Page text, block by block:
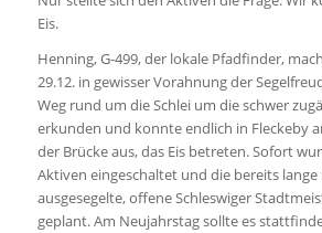
Eis.
Henning, G-499, der lokale Pfadfinder,
29.12. in gewisser Vorahnung der
Weg rund um die Schlei um die schwer
erkunden und konnte endlich in Fleckeby
der Brücke aus, das Eis betreten. Sofort
Aktiven eingeschaltet und die bereits
ausgesegelte, offene Schleswiger
geplant. Am Neujahrstag sollte es